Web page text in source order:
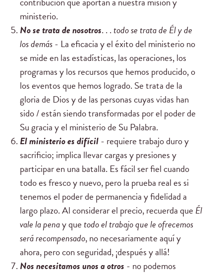
ministerio.
No se trata denosotros. . .todo se trata de Él y de
los demás- La eficacia y el éxito del ministerio no
se mide en las estadísticas, las operaciones, los
programas y los recursos que hemos producido, o
los eventos que hemos logrado. Se trata de la
gloria de Dios y de las personas cuyas vidas han
sido / están siendo transformadas por el poder de
Su gracia y el ministerio de Su Palabra.
El ministerio esdifícil- requiere trabajo duro y
sacrificio; implica llevar cargas y presiones y
participar en una batalla. Es fácil ser fiel cuando
todo es fresco y nuevo, pero la prueba real es si
tenemos el poder de permanencia y fidelidad a
largo plazo. Al considerar el precio, recuerda que Él
vale la penay quetodo el trabajoque le ofrecemos
será recompensado, no necesariamente aquí y
ahora, pero con seguridad, ¡después y allá!
Nosnecesitamos unos a otros - no podemos